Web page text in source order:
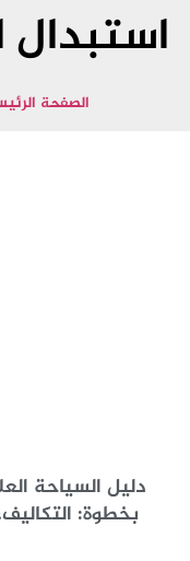
استبدال
الصفحة
دليل السياحة
بخطوة: